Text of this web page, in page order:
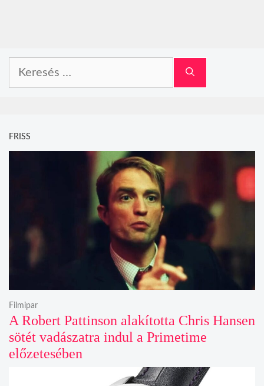
FRISS
A Robert Pattinson alakította Chris Hansen
sötét vadászatra indul a Primetime
előzetesében
Filmipar